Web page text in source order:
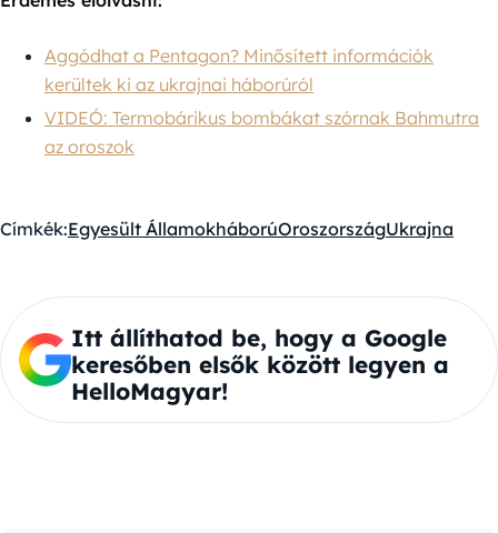
Aggódhat a Pentagon? Minősített információk
kerültek ki az ukrajnai háborúról
VIDEÓ: Termobárikus bombákat szórnak Bahmutra
az oroszok
Címkék:Egyesült ÁllamokháborúOroszországUkrajna
Itt állíthatod be, hogy a Google
keresőben elsők között legyen a
HelloMagyar!